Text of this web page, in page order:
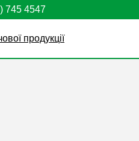
745 4547